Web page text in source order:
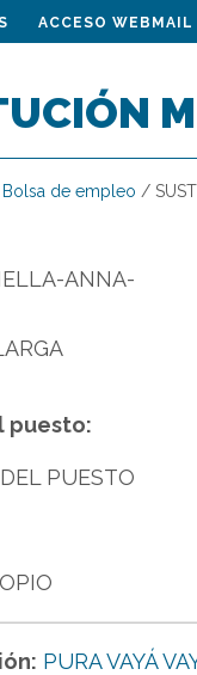
ACCESO WEBMAIL
Bolsa de empleo /
ANNA-
puesto:
PUESTO
PURA VAYÁ